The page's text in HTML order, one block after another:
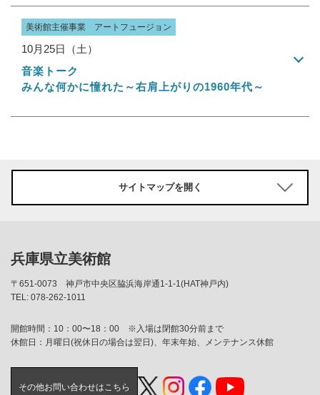
美術館主催事業 アートフュージョン
10月25日（土）
音楽トーク
みんな何かに憧れた～右肩上がりの1960年代～
サイトマップを開く
兵庫県立美術館
〒651-0073 神戸市中央区脇浜海岸通1-1-1(HAT神戸内)
TEL: 078-262-1011
開館時間：10：00〜18：00 ※入場は閉館30分前まで
休館日：月曜日(祝休日の場合は翌日)、年末年始、メンテナンス休館
その他お問い合わせはこちら